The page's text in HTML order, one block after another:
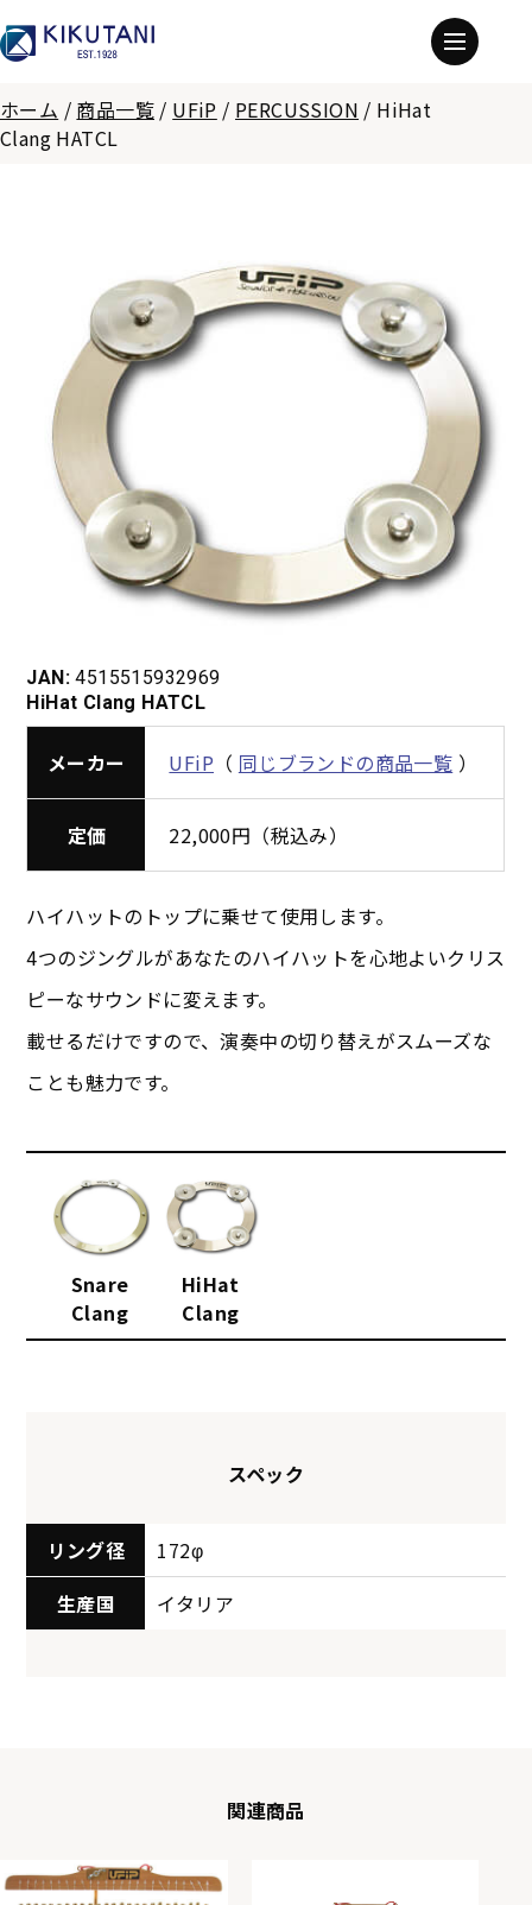
ホーム / 商品一覧 / UFiP / PERCUSSION / HiHat
Clang HATCL
JAN: 4515515932969
HiHat Clang HATCL
メーカー UFiP （ 同じブランドの商品一覧 ）
定価 22,000円（税込み）
ハイハットのトップに乗せて使用します。
4つのジングルがあなたのハイハットを心地よいクリス
ピーなサウンドに変えます。
載せるだけですので、演奏中の切り替えがスムーズな
ことも魅力です。
Snare
Clang
HiHat
Clang
スペック
リング径
172φ
生産国
イタリア
関連商品